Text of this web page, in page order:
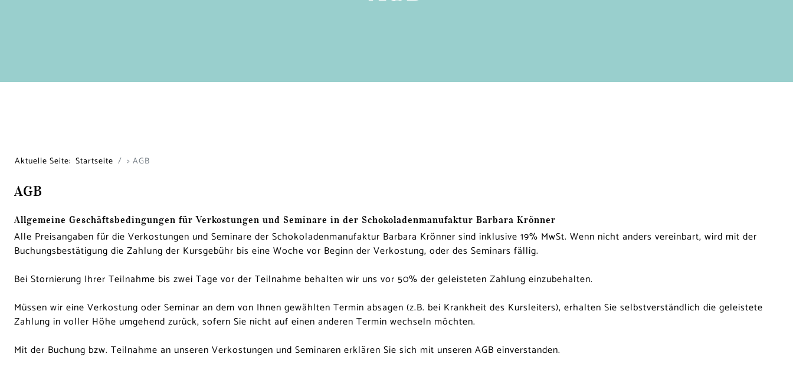
Aktuelle Seite: Startseite > AGB
AGB
Allgemeine Geschäftsbedingungen für Verkostungen und Seminare in der Schokoladenmanufaktur Barbara Krönner
Alle Preisangaben für die Verkostungen und Seminare der Schokoladenmanufaktur Barbara Krönner sind inklusive 19% MwSt. Wenn nicht anders vereinbart, wird mit der
Buchungsbestätigung die Zahlung der Kursgebühr bis eine Woche vor Beginn der Verkostung, oder des Seminars fällig.
Bei Stornierung Ihrer Teilnahme bis zwei Tage vor der Teilnahme behalten wir uns vor 50% der geleisteten Zahlung einzubehalten.
Müssen wir eine Verkostung oder Seminar an dem von Ihnen gewählten Termin absagen (z.B. bei Krankheit des Kursleiters), erhalten Sie selbstverständlich die geleistete
Zahlung in voller Höhe umgehend zurück, sofern Sie nicht auf einen anderen Termin wechseln möchten.
Mit der Buchung bzw. Teilnahme an unseren Verkostungen und Seminaren erklären Sie sich mit unseren AGB einverstanden.